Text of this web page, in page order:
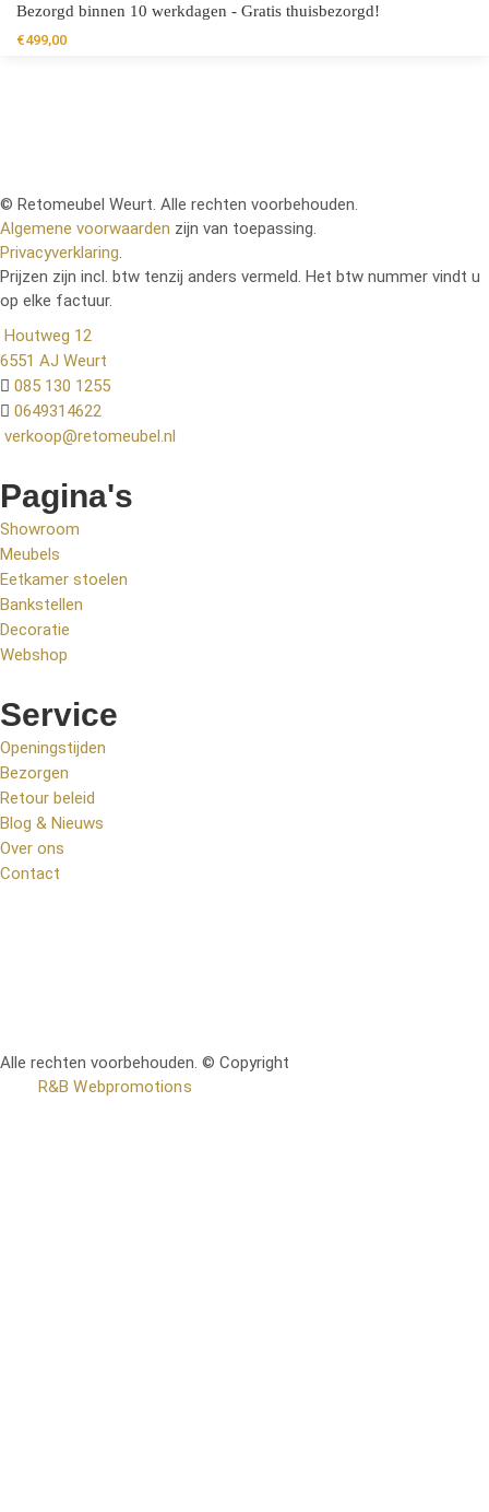
Bezorgd binnen 10 werkdagen - Gratis thuisbezorgd!
€499,00
© Retomeubel Weurt. Alle rechten voorbehouden.
Algemene voorwaarden zijn van toepassing.
Privacyverklaring.
Prijzen zijn incl. btw tenzij anders vermeld. Het btw nummer vindt u
op elke factuur.
Houtweg 12
6551 AJ Weurt
085 130 1255
0649314622
verkoop@retomeubel.nl
Pagina's
Showroom
Meubels
Eetkamer stoelen
Bankstellen
Decoratie
Webshop
Service
Openingstijden
Bezorgen
Retour beleid
Blog & Nieuws
Over ons
Contact
Alle rechten voorbehouden. © Copyright
R&B Webpromotions